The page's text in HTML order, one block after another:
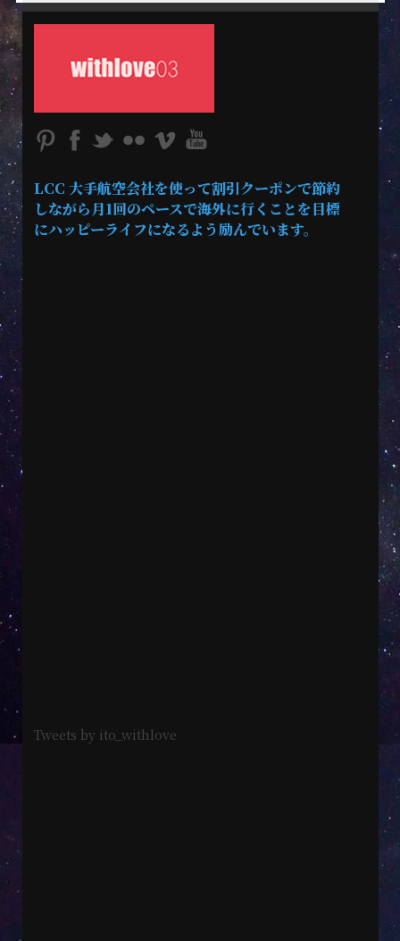
LCC 大手航空会社を使って割引クーポンで節約
しながら月1回のペースで海外に行くことを目標
にハッピーライフになるよう励んでいます。
Tweets by ito_withlove